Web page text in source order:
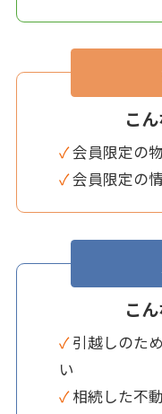
こ
✓ 会員限定の
✓ 会員限定の
こ
✓ 引越しのために今住んでる家を売りた
い
✓ 相続した不